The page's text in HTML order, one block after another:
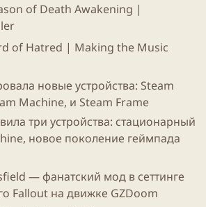
of Death Awakening |
of Hatred | Making the Music
новые устройства: Steam
Machine, и Steam Frame
три устройства: стационарный
новое поколение геймпада
— фанатский мод в сеттинге
Fallout на движке GZDoom